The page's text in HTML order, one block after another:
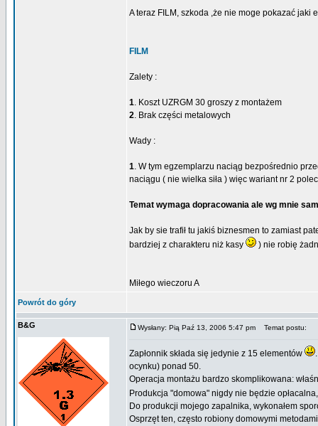
A teraz FILM, szkoda ,że nie moge pokazać jaki
FILM
Zalety :
1. Koszt UZRGM 30 groszy z montażem
2. Brak części metalowych
Wady :
1. W tym egzemplarzu naciąg bezpośrednio
naciągu ( nie wielka siła ) więc wariant nr 2
Temat wymaga dopracowania ale wg mnie
Jak by sie trafił tu jakiś biznesmen to zamiast
bardziej z charakteru niż kasy
) nie robię
Miłego wieczoru A
Powrót do góry
B&G Wysłany: Pią Paź 13, 2006 5:47 pm Temat postu:
Zapłonnik składa się jedynie z 15 elementów
ocynku) ponad 50.
Operacja montażu bardzo skomplikowana:
Produkcja "domowa" nigdy nie będzie
Do produkcji mojego zapalnika, wykonałem
Osprzęt ten, często robiony domowymi